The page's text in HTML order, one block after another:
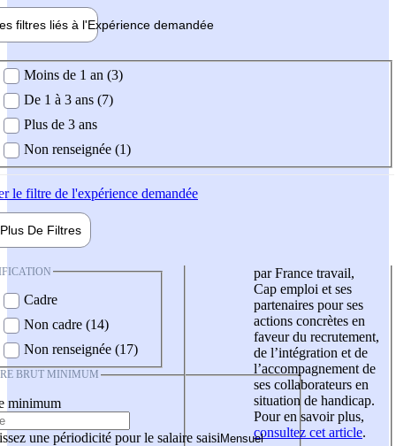
filtres liés à l'Expérience demandée
demandée
Moins de 1 an (3)
De 1 à 3 ans (7)
Plus de 3 ans
Non renseignée (1)
le filtre de l'expérience demandée
Plus De Filtres
Cadre
Non cadre (14)
Non renseignée (17)
BRUT MINIMUM
minimum
une périodicité pour le salaire saisi
par France travail,
Cap emploi et ses
partenaires pour ses
actions concrètes en
faveur du recrutement,
de l’intégration et de
l’accompagnement de
ses collaborateurs en
situation de handicap.
Pour en savoir plus,
consultez cet article.